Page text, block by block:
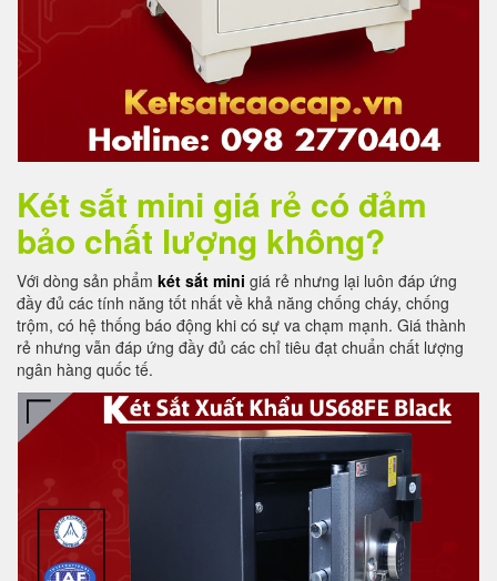
Két sắt mini giá rẻ có đảm
bảo chất lượng không?
Với dòng sản phẩm két sắt mini giá rẻ nhưng lại luôn đáp ứng
đầy đủ các tính năng tốt nhất về khả năng chống cháy, chống
trộm, có hệ thống báo động khi có sự va chạm mạnh. Giá thành
rẻ nhưng vẫn đáp ứng đầy đủ các chỉ tiêu đạt chuẩn chất lượng
ngân hàng quốc tế.